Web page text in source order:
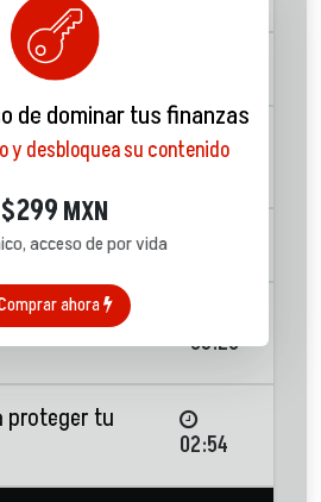
los Bonos
qué se
04:33
los Bondes?
Nafinsa: Bonddia y
03:26
proteger tu
02:54
de dominar tus finanzas
y desbloquea su contenido
$299 MXN
acceso de por vida
ahora